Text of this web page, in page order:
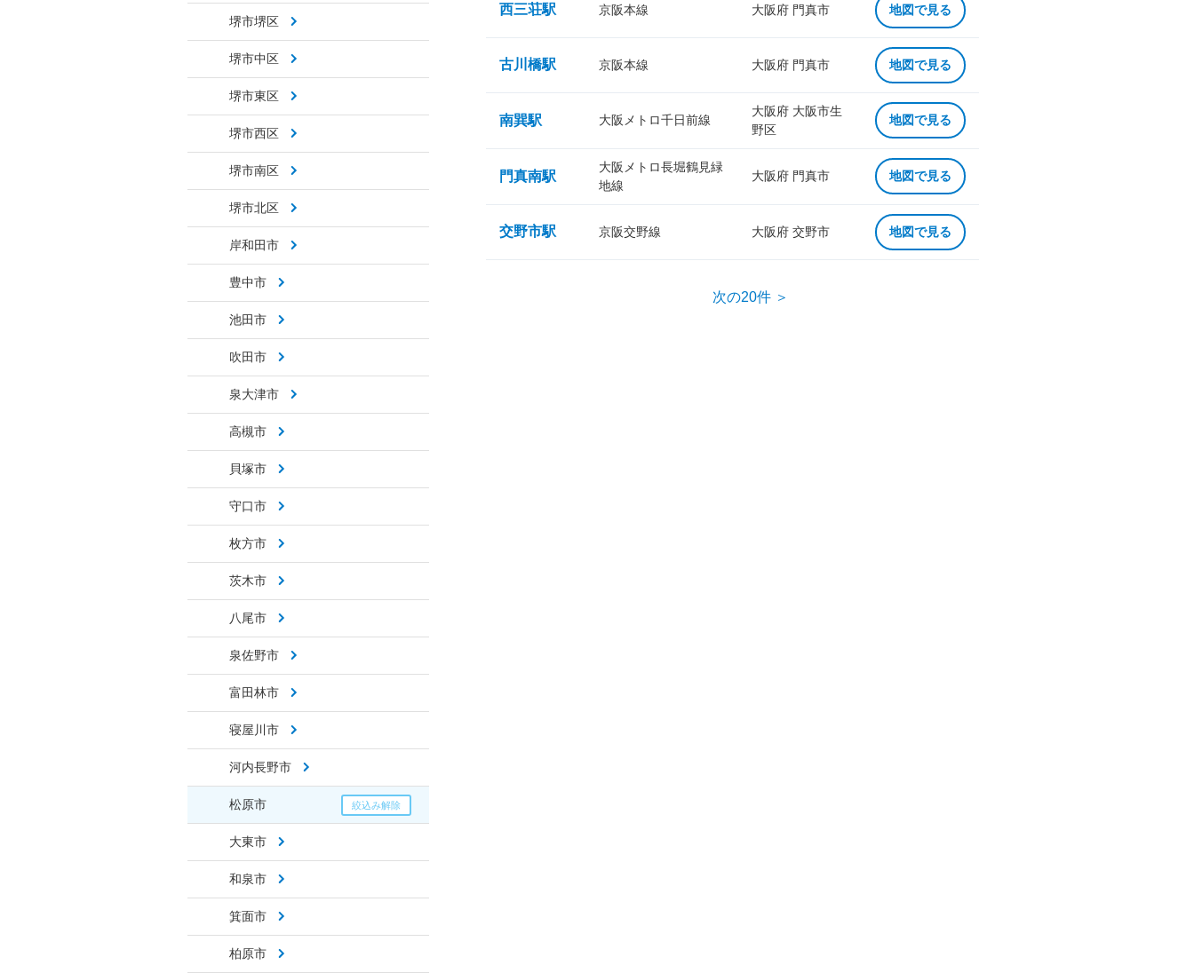
堺市堺区
堺市中区
堺市東区
堺市西区
堺市南区
堺市北区
岸和田市
豊中市
池田市
吹田市
泉大津市
高槻市
貝塚市
守口市
枚方市
茨木市
八尾市
泉佐野市
富田林市
寝屋川市
河内長野市
松原市
大東市
和泉市
箕面市
柏原市
西三荘駅 京阪本線 大阪府 門真市 地図で見る
古川橋駅 京阪本線 大阪府 門真市 地図で見る
南巽駅 大阪メトロ千日前線
大阪府 大阪市生
野区
地図で見る
門真南駅
大阪メトロ長堀鶴見緑
地線
大阪府 門真市 地図で見る
交野市駅 京阪交野線 大阪府 交野市 地図で見る
次の20件 ＞